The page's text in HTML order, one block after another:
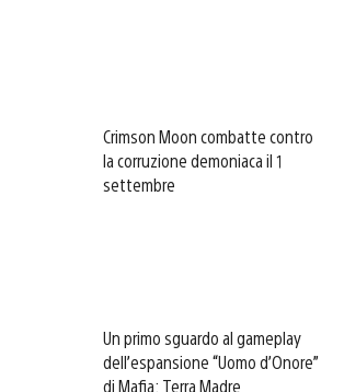
Crimson Moon combatte contro
la corruzione demoniaca il 1
settembre
Un primo sguardo al gameplay
dell’espansione “Uomo d’Onore”
di Mafia: Terra Madre